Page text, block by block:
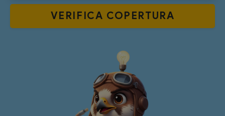
VERIFICA COPERTURA